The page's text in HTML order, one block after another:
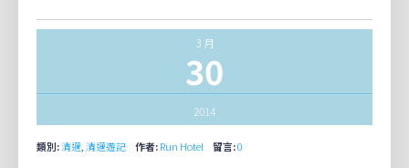
3 月
30
2014
類別:清邁 ,清邁遊記 作者:Run Hotel 留言:0